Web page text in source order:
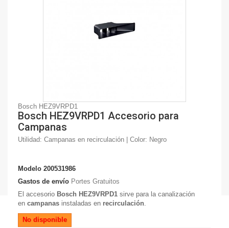
Bosch HEZ9VRPD1
Bosch HEZ9VRPD1 Accesorio para
Campanas
Utilidad: Campanas en recirculación | Color: Negro
Modelo 200531986
Gastos de envío Portes Gratuitos
El accesorio Bosch HEZ9VRPD1 sirve para la canalización
en campanas instaladas en recirculación.
No disponible